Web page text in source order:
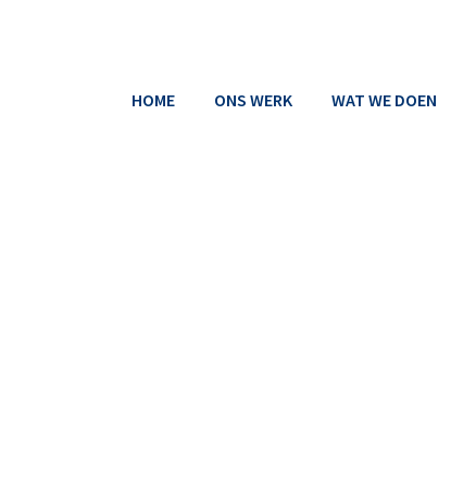
HOME ONS WERK WAT WE DOEN